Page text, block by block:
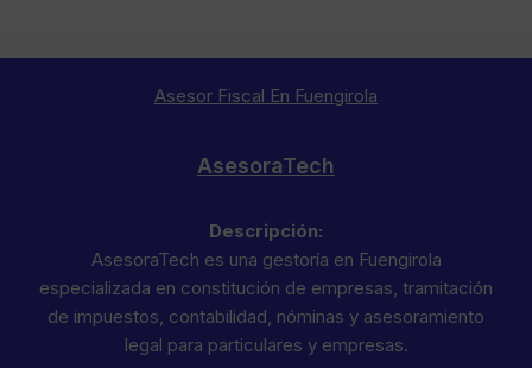
Asesor Fiscal En Fuengirola
AsesoraTech
Descripción:
AsesoraTech es una gestoría en Fuengirola
especializada en constitución de empresas, tramitación
de impuestos, contabilidad, nóminas y asesoramiento
legal para particulares y empresas.